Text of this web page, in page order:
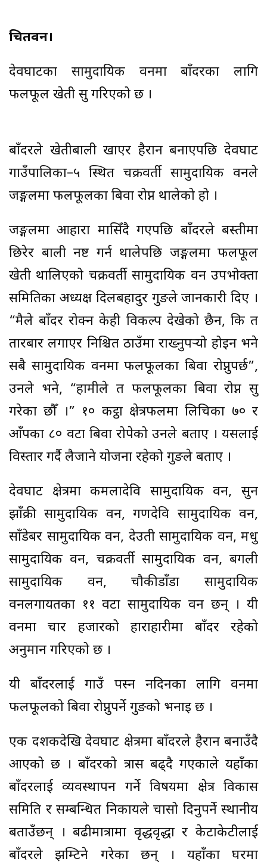
चितवन।
देवघाटका सामुदायिक वनमा बाँदरका लागि
फलफूल खेती सुरु गरिएको छ ।
बाँदरले खेतीबाली खाएर हैरान बनाएपछि देवघाट
गाउँपालिका–५ स्थित चक्रवर्ती सामुदायिक वनले
जङ्गलमा फलफूलका बिरुवा रोप्न थालेको हो ।
जङ्गलमा आहारा मासिँदै गएपछि बाँदरले बस्तीमा
छिरेर बाली नष्ट गर्न थालेपछि जङ्गलमा फलफूल
खेती थालिएको चक्रवर्ती सामुदायिक वन उपभोक्ता
समितिका अध्यक्ष दिलबहादुर गुरुङले जानकारी दिए ।
“मैले बाँदर रोक्न केही विकल्प देखेको छैन, कि त
तारबार लगाएर निश्चित ठाउँमा राख्नुपर्‍यो होइन भने
सबै सामुदायिक वनमा फलफूलका बिरुवा रोप्नुपर्छ”,
उनले भने, “हामीले त फलफूलका बिरुवा रोप्न सुरु
गरेका छौँ ।” १० कट्ठा क्षेत्रफलमा लिचिका ७० र
आँपका ८० वटा बिरुवा रोपेको उनले बताए । यसलाई
विस्तार गर्दै लैजाने योजना रहेको गुरुङले बताए ।
देवघाट क्षेत्रमा कमलादेवि सामुदायिक वन, सुन
झाँक्री सामुदायिक वन, गणदेवि सामुदायिक वन,
साँडेबर सामुदायिक वन, देउती सामुदायिक वन, मधु
सामुदायिक वन, चक्रवर्ती सामुदायिक वन, बगली
सामुदायिक वन, चौकीडाँडा सामुदायिक
वनलगायतका ११ वटा सामुदायिक वन छन् । यी
वनमा चार हजारको हाराहारीमा बाँदर रहेको
अनुमान गरिएको छ ।
यी बाँदरलाई गाउँ पस्न नदिनका लागि वनमा
फलफूलको बिरुवा रोप्नुपर्ने गुरुङको भनाइ छ ।
एक दशकदेखि देवघाट क्षेत्रमा बाँदरले हैरान बनाउँदै
आएको छ । बाँदरको त्रास बढ्दै गएकाले यहाँका
बाँदरलाई व्यवस्थापन गर्ने विषयमा क्षेत्र विकास
समिति र सम्बन्धित निकायले चासो दिनुपर्ने स्थानीय
बताउँछन् । बढीमात्रामा वृद्धवृद्धा र केटाकेटीलाई
बाँदरले झम्टिने गरेका छन् । यहाँका घरमा